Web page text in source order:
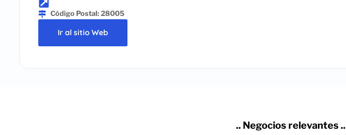
Código Postal: 28005
Ir al sitio Web
.. Negocios relevantes ..